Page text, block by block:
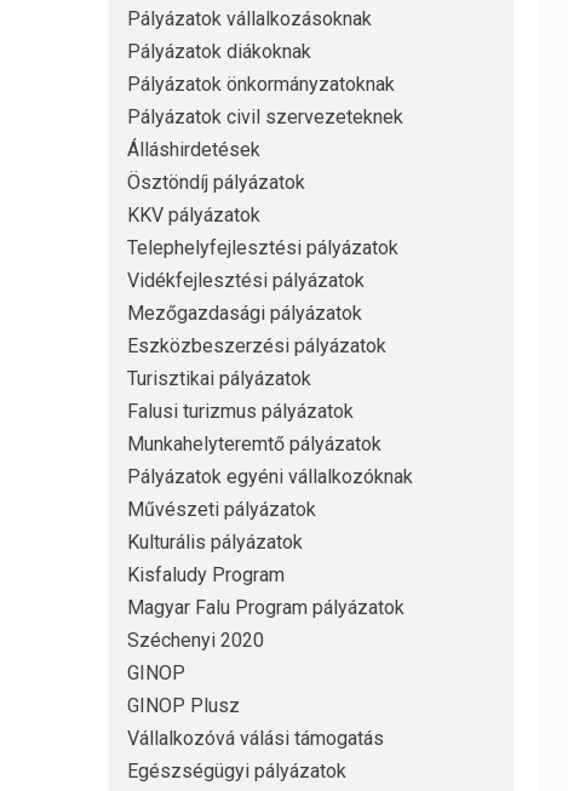
Pályázatok vállalkozásoknak
Pályázatok diákoknak
Pályázatok önkormányzatoknak
Pályázatok civil szervezeteknek
Álláshirdetések
Ösztöndíj pályázatok
KKV pályázatok
Telephelyfejlesztési pályázatok
Vidékfejlesztési pályázatok
Mezőgazdasági pályázatok
Eszközbeszerzési pályázatok
Turisztikai pályázatok
Falusi turizmus pályázatok
Munkahelyteremtő pályázatok
Pályázatok egyéni vállalkozóknak
Művészeti pályázatok
Kulturális pályázatok
Kisfaludy Program
Magyar Falu Program pályázatok
Széchenyi 2020
GINOP
GINOP Plusz
Vállalkozóvá válási támogatás
Egészségügyi pályázatok